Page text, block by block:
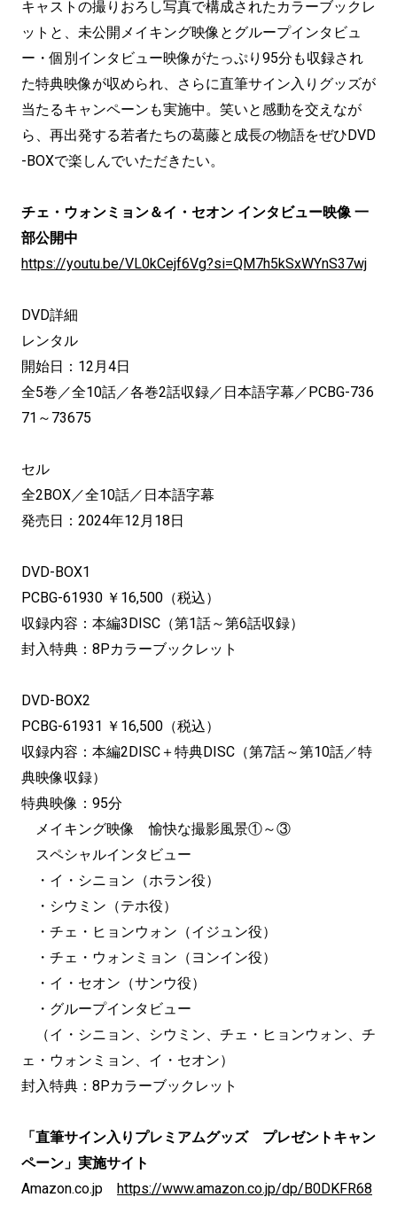
キャストの撮りおろし写真で構成されたカラーブックレ
ットと、未公開メイキング映像とグループインタビュ
ー・個別インタビュー映像がたっぷり95分も収録され
た特典映像が収められ、さらに直筆サイン入りグッズが
当たるキャンペーンも実施中。笑いと感動を交えなが
ら、再出発する若者たちの葛藤と成長の物語をぜひDVD
-BOXで楽しんでいただきたい。
チェ・ウォンミョン＆イ・セオン インタビュー映像 一
部公開中
https://youtu.be/VL0kCejf6Vg?si=QM7h5kSxWYnS37wj
DVD詳細
レンタル
開始日：12月4日
全5巻／全10話／各巻2話収録／日本語字幕／PCBG-736
71～73675
セル
全2BOX／全10話／日本語字幕
発売日：2024年12月18日
DVD-BOX1
PCBG-61930 ￥16,500（税込）
収録内容：本編3DISC（第1話～第6話収録）
封入特典：8Pカラーブックレット
DVD-BOX2
PCBG-61931 ￥16,500（税込）
収録内容：本編2DISC＋特典DISC（第7話～第10話／特
典映像収録）
特典映像：95分
メイキング映像 愉快な撮影風景①～③
スペシャルインタビュー
・イ・シニョン（ホラン役）
・シウミン（テホ役）
・チェ・ヒョンウォン（イジュン役）
・チェ・ウォンミョン（ヨンイン役）
・イ・セオン（サンウ役）
・グループインタビュー
（イ・シニョン、シウミン、チェ・ヒョンウォン、チ
ェ・ウォンミョン、イ・セオン）
封入特典：8Pカラーブックレット
「直筆サイン入りプレミアムグッズ プレゼントキャン
ペーン」実施サイト
Amazon.co.jp https://www.amazon.co.jp/dp/B0DKFR68